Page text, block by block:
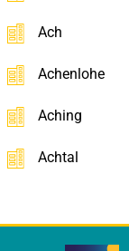
Ach
Achenlohe
Aching
Achtal